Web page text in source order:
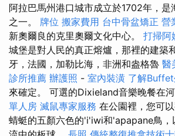
阿拉巴馬州港口城市成立於1702年，是
之一。 牌位 搬家費用 台中骨盆矯正 營
新奧爾良的克里奧爾文化中心。 打掃阿
城堡是對人民的真正熔爐，那裡的建築
牙，法國，加勒比海，非洲和盎格魯 醫
診所推薦 辦護照 - 室內裝潢 了解
來確定。 可選的Dixieland音樂晚餐在河
單人房 滅鼠專家服務 在公園裡，您可
蜻蜓的五顏六色的'i'iwi和'apapane鳥，